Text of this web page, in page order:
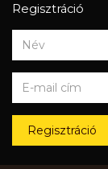
Regisztráció
Regisztráció